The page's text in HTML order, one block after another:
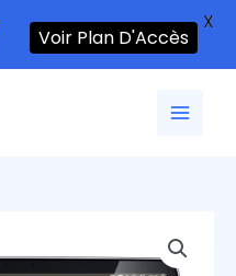
Voir Plan D'Accès
X